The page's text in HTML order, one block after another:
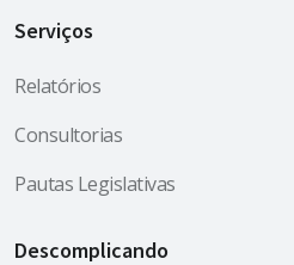
Serviços
Relatórios
Consultorias
Pautas Legislativas
Descomplicando